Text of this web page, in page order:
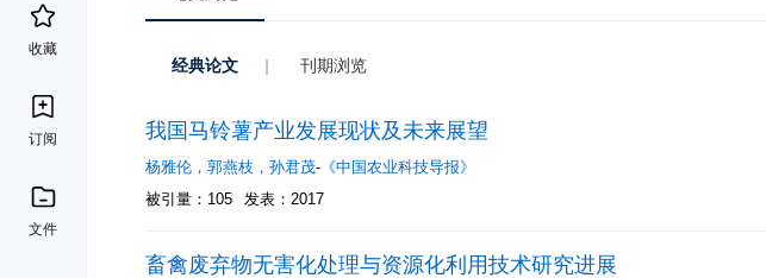
收藏
订阅
文件
经典论文 | 刊期浏览
我国马铃薯产业发展现状及未来展望
杨雅伦 ， 郭燕枝 ， 孙君茂- 《中国农业科技导报》
被引量：105
发表：2017
畜禽废弃物无害化处理与资源化利用技术研究进展